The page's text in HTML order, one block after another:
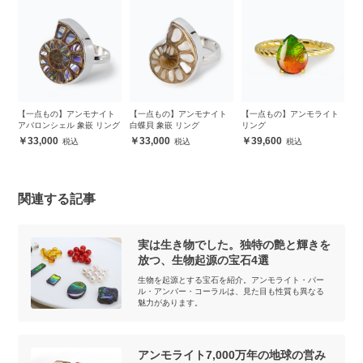
【一点もの】アンモナイト
アバロンシェル 象嵌 リング
33,000
【一点もの】アンモナイト
白蝶貝 象嵌 リング
33,000
【一点もの】アンモライト
リング
39,600
関連する記事
実は生き物でした。独特の艶と輝きを
放つ、生物起源の宝石4選
生物を起源とする宝石を紹介。アンモライト・パー
ル・アンバー・コーラルは、見た目も性質も異なる
魅力があります。
アンモライト7,000万年の地球の営み